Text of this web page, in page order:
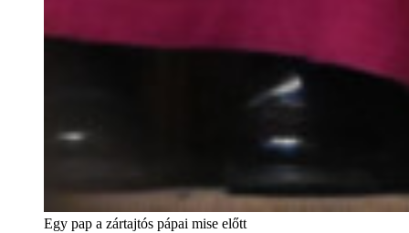
Egy pap a zártajtós pápai mise előtt